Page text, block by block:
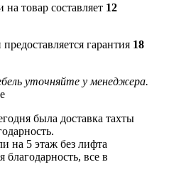
товар составляет 12
гарантия 18
уточняйте у менеджера.
была доставка тахты
на 5 этаж без лифта
благодарность, все в